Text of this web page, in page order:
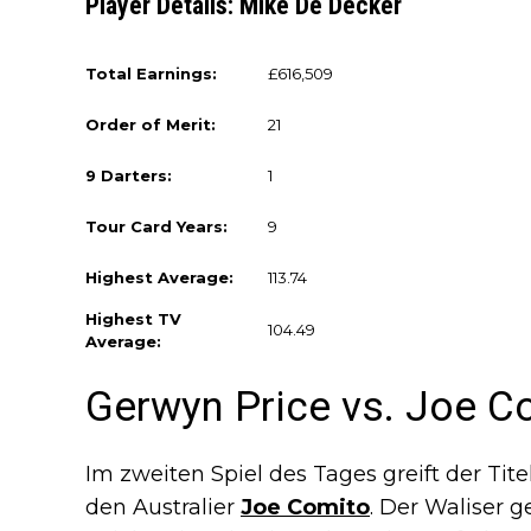
Total Earnings: £616,509
Order of Merit: 21
9 Darters: 1
Tour Card Years: 9
Highest Average: 113.74
Highest TV
Average:
104.49
Gerwyn Price vs. Joe
Im zweiten Spiel des Tages greift der
den Australier Joe Comito. Der Waliser